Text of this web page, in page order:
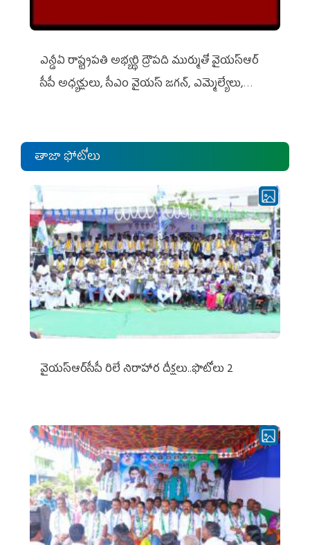
ఎన్డీఏ రాష్ట్ర‌ప‌తి అభ్య‌ర్థి ద్రౌప‌ది ముర్ముతో వైయ‌స్ఆర్
సీపీ అధ్య‌క్షులు, సీఎం వైయ‌స్ జ‌గ‌న్, ఎమ్మెల్యేలు,
తాజా ఫోటోలు
వైయ‌స్ఆర్‌సీపీ రిలే నిరాహార దీక్షలు..ఫొటోలు 2